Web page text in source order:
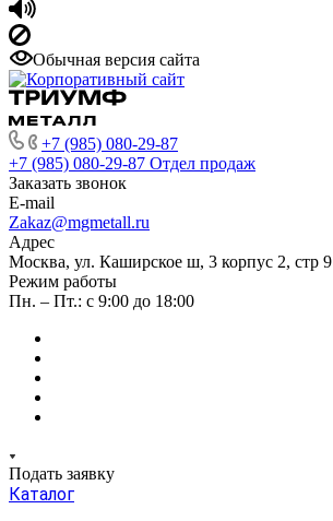
Обычная версия сайта
+7 (985) 080-29-87
+7 (985) 080-29-87 Отдел продаж
Заказать звонок
E-mail
Zakaz@mgmetall.ru
Адрес
Москва, ул. Каширское ш, 3 корпус 2, стр 9
Режим работы
Пн. – Пт.: с 9:00 до 18:00
Подать заявку
Каталог